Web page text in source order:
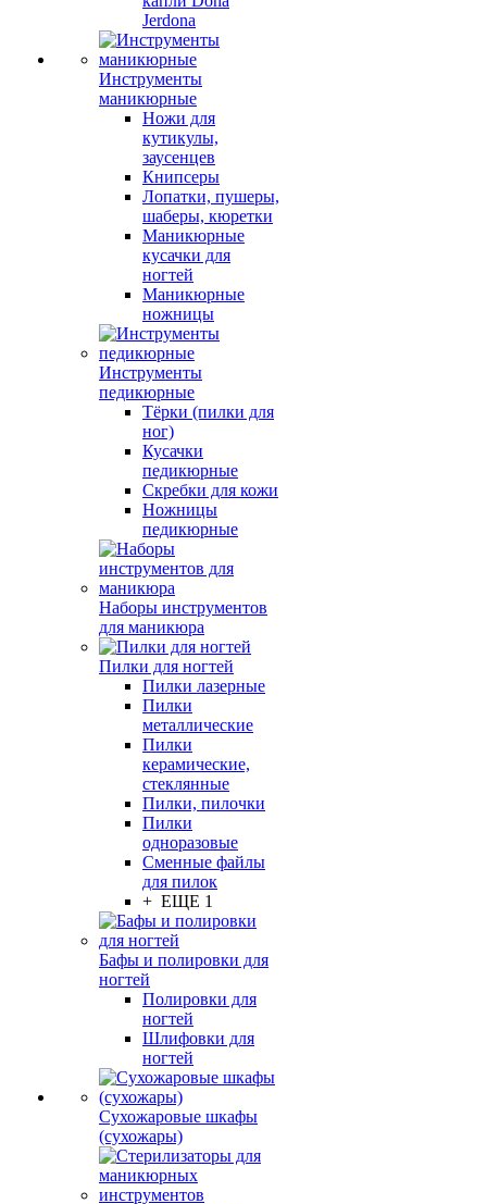
Jerdona
Инструменты
маникюрные
Ножи для
кутикулы,
заусенцев
Книпсеры
Лопатки, пушеры,
шаберы, кюретки
Маникюрные
кусачки для
ногтей
Маникюрные
ножницы
Инструменты
педикюрные
Тёрки (пилки для
ног)
Кусачки
педикюрные
Скребки для кожи
Ножницы
педикюрные
Наборы инструментов
для маникюра
Пилки для ногтей
Пилки лазерные
Пилки
металлические
Пилки
керамические,
стеклянные
Пилки, пилочки
Пилки
одноразовые
Сменные файлы
для пилок
+ ЕЩЕ 1
Бафы и полировки для
ногтей
Полировки для
ногтей
Шлифовки для
ногтей
Сухожаровые шкафы
(сухожары)